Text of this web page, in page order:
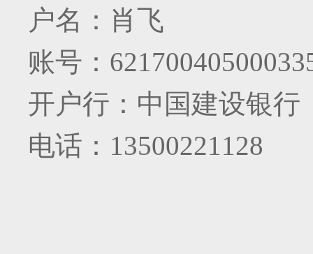
户名：肖飞
账号：
开户行：中国建设银行
电话：13500221128